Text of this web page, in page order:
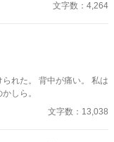
文字数：4,264
れた。 背中が痛い。 私は
しら。
文字数：13,038